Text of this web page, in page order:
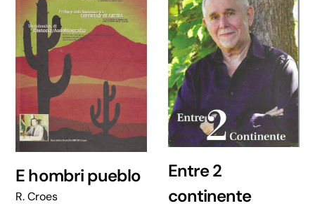
E hombri pueblo
R. Croes
Entre 2
continente